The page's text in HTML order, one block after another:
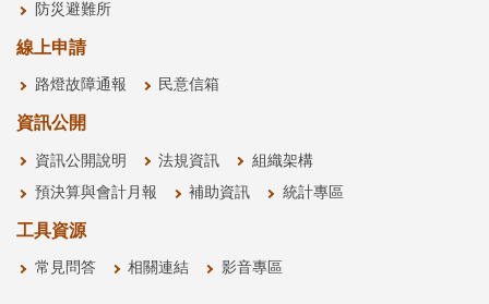
防災避難所
線上申請
路燈故障通報 民意信箱
資訊公開
資訊公開說明 法規資訊 組織架構
預決算與會計月報 補助資訊 統計專區
工具資源
常見問答 相關連結 影音專區